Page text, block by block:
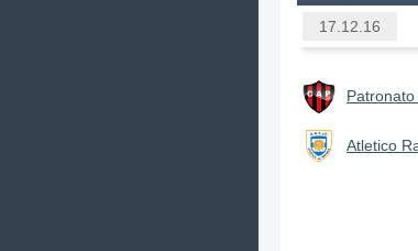
17.12.16
Atletico